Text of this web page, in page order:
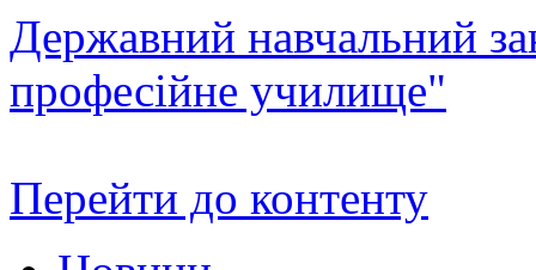
Державний навчальний
професійне училище"
Перейти до контенту